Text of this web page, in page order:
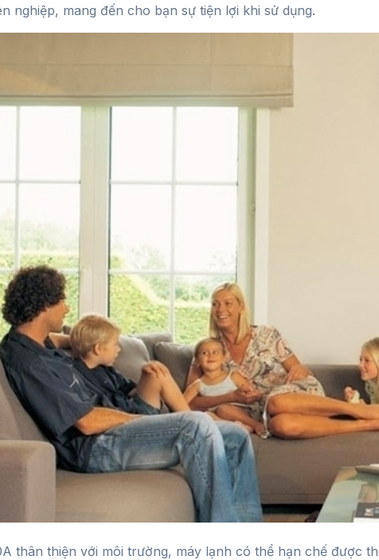
nghiệp, mang đến cho bạn sự tiện lợi khi sử dụng.
thân thiện với môi trường, máy lạnh có thể hạn chế được